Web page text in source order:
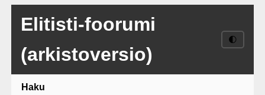
Elitisti-foorumi
(arkistoversio)
🌓
Haku